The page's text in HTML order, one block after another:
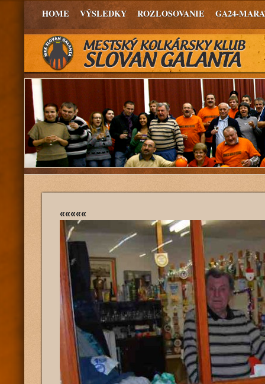
HOME VÝSLEDKY ROZLOSOVANIE GA24-
«««««